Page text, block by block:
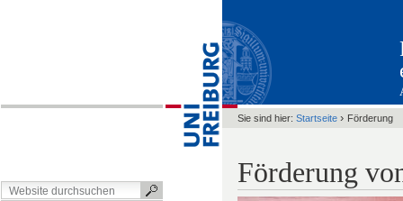
Sie sind hier: Startseite › Förderung
Förderung